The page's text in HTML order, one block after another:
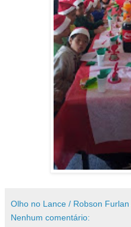
Olho no Lance / Robson Furlan
Nenhum comentário: